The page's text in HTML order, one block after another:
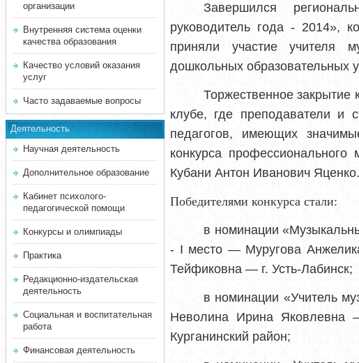
организации
Внутренняя система оценки
качества образования
Качество условий оказания
услуг
Часто задаваемые вопросы
Деятельность
Научная деятельность
Дополнительное образование
Кабинет психолого-
педагогической помощи
Конкурсы и олимпиады
Практика
Редакционно-издательская
деятельность
Социальная и воспитательная
работа
Финансовая деятельность
Завершился
руководитель года - 2014»,
приняли участие учителя
дошкольных образовательных
Торжественное закрытие
клубе, где преподаватели и
педагогов, имеющих
конкурса
Кубани Антон Иванович Яценко.
Победителями конкурса стали:
в номинации
- I место — Муругова
Тейфиковна — г. Усть-Лабинск;
в номинации «Учитель
Неволина Ирина Яковлевна
Курганинский район;